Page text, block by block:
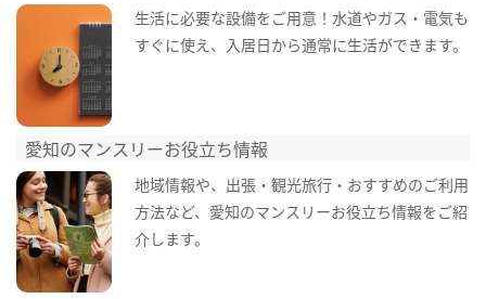
生活に必要な設備をご用意！水道やガス・電気も
すぐに使え、入居日から通常に生活ができます。
愛知のマンスリーお役立ち情報
地域情報や、出張・観光旅行・おすすめのご利用
方法など、愛知のマンスリーお役立ち情報をご紹
介します。